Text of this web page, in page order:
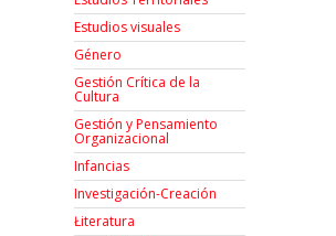
Estudios visuales
Género
Gestión Crítica de la
Cultura
Gestión y Pensamiento
Organizacional
Infancias
Investigación-Creación
Łiteratura